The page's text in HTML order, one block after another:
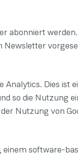
abonniert
Dies
so die Nutzung
Nutzung von
software-